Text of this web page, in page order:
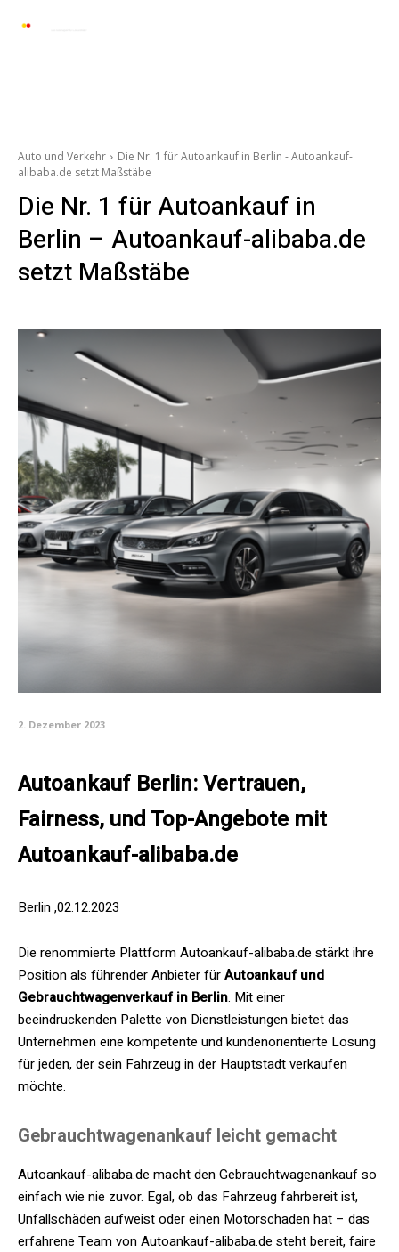
Auto und Verkehr
Die Nr. 1 für Autoankauf in Berlin - Autoankauf-
alibaba.de setzt Maßstäbe
Die Nr. 1 für Autoankauf in
Berlin – Autoankauf-alibaba.de
setzt Maßstäbe
2. Dezember 2023
Autoankauf Berlin: Vertrauen,
Fairness, und Top-Angebote mit
Autoankauf-alibaba.de
Berlin ,02.12.2023
Die renommierte Plattform Autoankauf-alibaba.de stärkt ihre
Position als führender Anbieter fürAutoankauf und
Gebrauchtwagenverkauf in Berlin. Mit einer
beeindruckenden Palette von Dienstleistungen bietet das
Unternehmen eine kompetente und kundenorientierte Lösung
für jeden, der sein Fahrzeug in der Hauptstadt verkaufen
möchte.
Gebrauchtwagenankauf leicht gemacht
Autoankauf-alibaba.de macht den Gebrauchtwagenankauf so
einfach wie nie zuvor. Egal, ob das Fahrzeug fahrbereit ist,
Unfallschäden aufweist oder einen Motorschaden hat – das
erfahrene Team von Autoankauf-alibaba.de steht bereit, faire